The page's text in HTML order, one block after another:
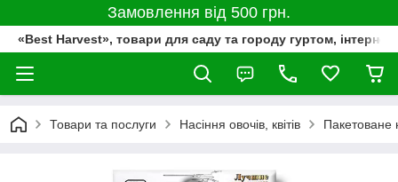
Замовлення від 500 грн.
«Best Harvest», товари для саду та городу гуртом,
Товари та послуги Насіння овочів, квітів Пакетоване